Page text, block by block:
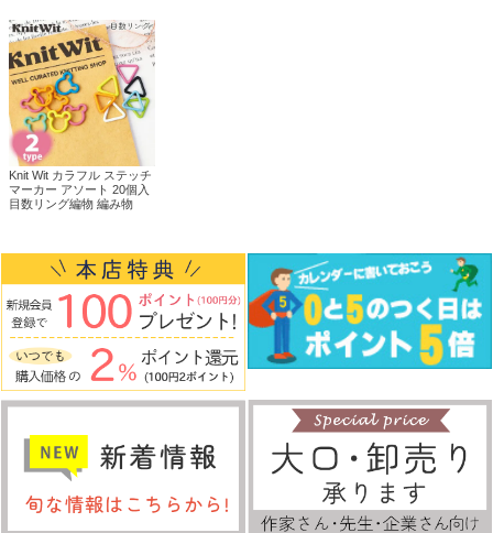
Knit Wit カラフル ステッチ
マーカー アソート 20個入
目数リング編物 編み物